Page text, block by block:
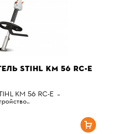
STIHL KM 56 RC-E
KM 56 RC-E –